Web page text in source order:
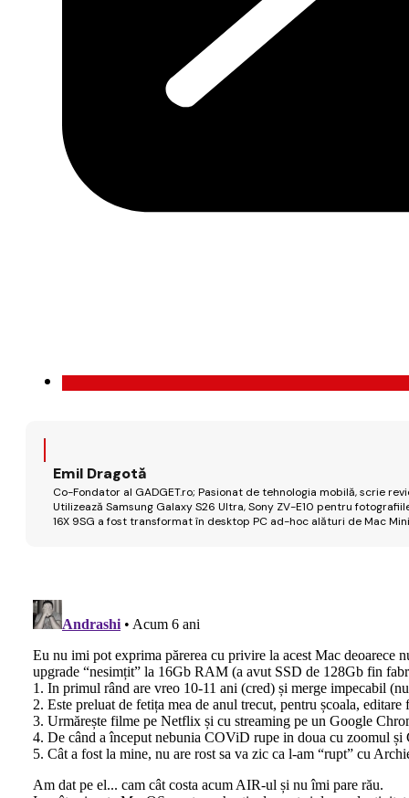
Emil Dragotă
Co-Fondator al GADGET.ro; Pasionat de tehnologia mobilă, scrie
Utilizează Samsung Galaxy S26 Ultra, Sony ZV-E10 pentru
16X 9SG a fost transformat în desktop PC ad-hoc alături de Mac